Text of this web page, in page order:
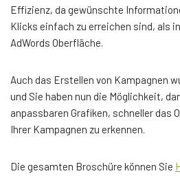
Effizienz, da gewünschte
Klicks einfach zu erreichen sind, als
AdWords Oberfläche.
Auch das Erstellen von Kampagnen
und Sie haben nun die Möglichkeit,
anpassbaren Grafiken, schneller das
Ihrer Kampagnen zu erkennen.
Die gesamten Broschüre können Sie